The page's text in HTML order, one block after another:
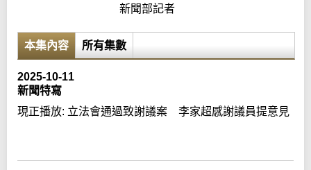
新聞部記者
本集內容 所有集數
2025-10-11
新聞特寫
現正播放: 立法會通過致謝議案 李家超感謝議員提意見